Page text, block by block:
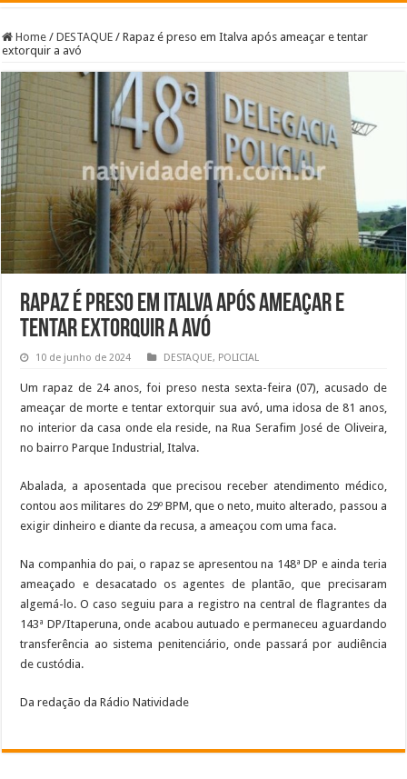
Home / DESTAQUE / Rapaz é preso em Italva após ameaçar e tentar
extorquir a avó
Rapaz é preso em Italva após ameaçar e
tentar extorquir a avó
10 de junho de 2024 DESTAQUE, POLICIAL
Um rapaz de 24 anos, foi preso nesta sexta-feira (07), acusado de
ameaçar de morte e tentar extorquir sua avó, uma idosa de 81 anos,
no interior da casa onde ela reside, na Rua Serafim José de Oliveira,
no bairro Parque Industrial, Italva.
Abalada, a aposentada que precisou receber atendimento médico,
contou aos militares do 29º BPM, que o neto, muito alterado, passou a
exigir dinheiro e diante da recusa, a ameaçou com uma faca.
Na companhia do pai, o rapaz se apresentou na 148ª DP e ainda teria
ameaçado e desacatado os agentes de plantão, que precisaram
algemá-lo. O caso seguiu para a registro na central de flagrantes da
143ª DP/Itaperuna, onde acabou autuado e permaneceu aguardando
transferência ao sistema penitenciário, onde passará por audiência
de custódia.
Da redação da Rádio Natividade